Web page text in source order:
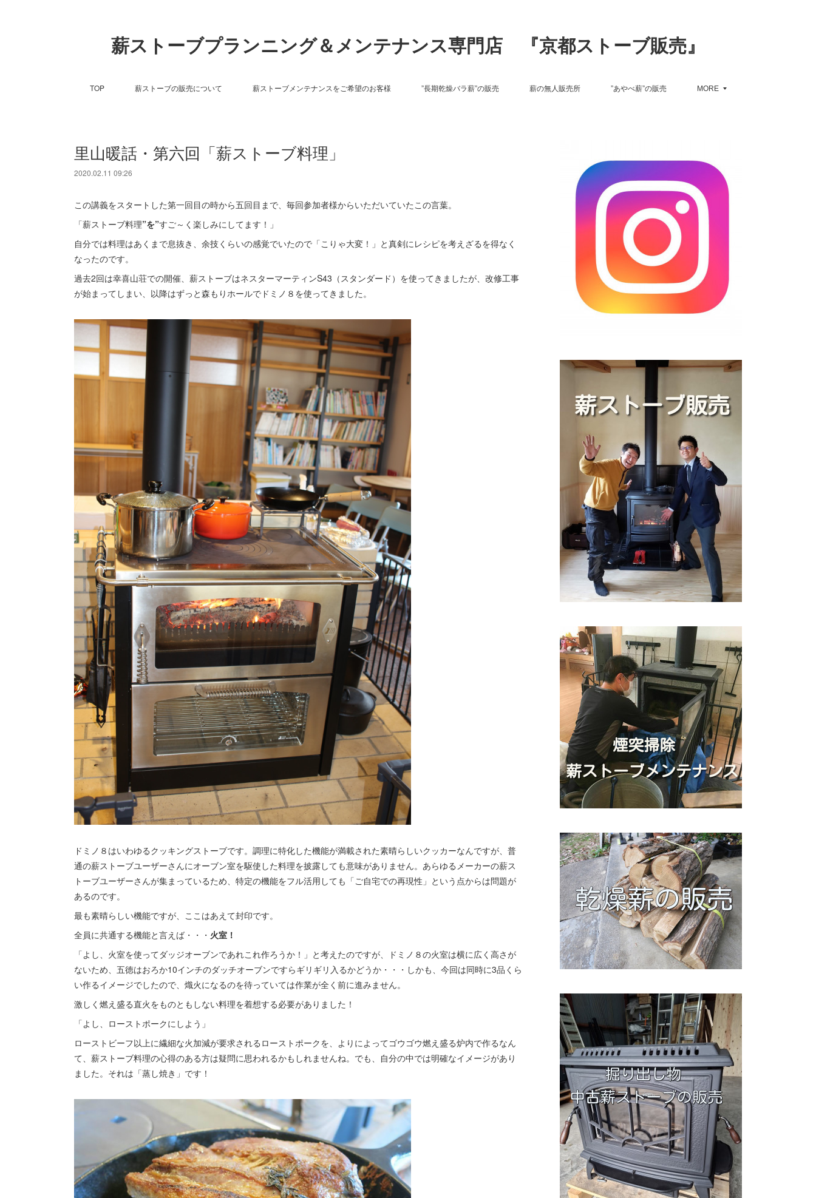
薪ストーブプランニング＆メンテナンス専門店 『京都ストーブ販売』
TOP 薪ストーブの販売について 薪ストーブメンテナンスをご希望のお客様 ”長期乾燥バラ薪”の販売 薪の無人販売所 ”あやべ薪”の販売 MORE
里山暖話・第六回「薪ストーブ料理」
2020.02.11 09:26
この講義をスタートした第一回目の時から五回目まで、毎回参加者様からいただいていたこの言葉。
「薪ストーブ料理”を”すご～く楽しみにしてます！」
自分では料理はあくまで息抜き、余技くらいの感覚でいたので「こりゃ大変！」と真剣にレシピを考えざるを得なく
なったのです。
過去2回は幸喜山荘での開催、薪ストーブはネスターマーティンS43（スタンダード）を使ってきましたが、改修工事
が始まってしまい、以降はずっと森もりホールでドミノ８を使ってきました。
ドミノ８はいわゆるクッキングストーブです。調理に特化した機能が満載された素晴らしいクッカーなんですが、普
通の薪ストーブユーザーさんにオーブン室を駆使した料理を披露しても意味がありません。あらゆるメーカーの薪ス
トーブユーザーさんが集まっているため、特定の機能をフル活用しても「ご自宅での再現性」という点からは問題が
あるのです。
最も素晴らしい機能ですが、ここはあえて封印です。
全員に共通する機能と言えば・・・ 火室！
「よし、火室を使ってダッジオーブンであれこれ作ろうか！」と考えたのですが、ドミノ８の火室は横に広く高さが
ないため、五徳はおろか10インチのダッチオーブンですらギリギリ入るかどうか・・・しかも、今回は同時に3品くら
い作るイメージでしたので、熾火になるのを待っていては作業が全く前に進みません。
激しく燃え盛る直火をものともしない料理を着想する必要がありました！
「よし、ローストポークにしよう」
ローストビーフ以上に繊細な火加減が要求されるローストポークを、よりによってゴウゴウ燃え盛る炉内で作るなん
て、薪ストーブ料理の心得のある方は疑問に思われるかもしれませんね。でも、自分の中では明確なイメージがあり
ました。それは「蒸し焼き」です！